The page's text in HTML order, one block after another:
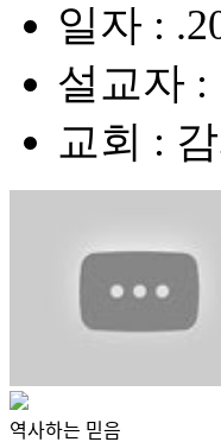
일자 :
설교자 :
교회 :
역사하는 믿음